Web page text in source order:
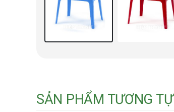
SẢN PHẨM TƯƠNG TỰ